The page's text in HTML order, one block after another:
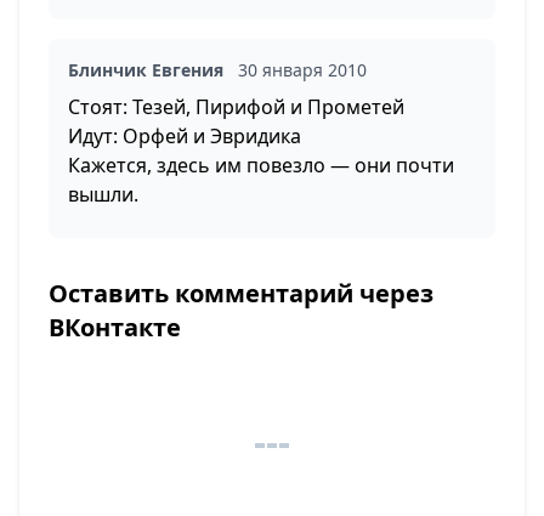
Блинчик Евгения 30 января 2010
Стоят: Тезей, Пирифой и Прометей
Идут: Орфей и Эвридика
Кажется, здесь им повезло — они почти
вышли.
Оставить комментарий через
ВКонтакте